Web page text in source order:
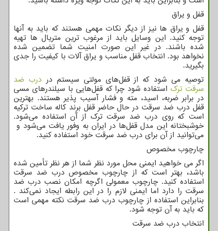
قفل و یراق
قفل و یراق ها نیز از دیگر نکات مهمی هستند که باید به آنها
توجه کنید. این وسایل باید از مرغوب ترین متریال ها تهیه
شده باشند. در غیر این صورت امنیت شما تضمین شده
نخواهد بود. انتخاب قفل مناسب و یراق آلات با کیفیت را جدی
بگیرید.
توصیه می شود که از قفل‌های مولتی سیستم در درب ضد
سرقت ترکاستفاده شود چرا که قفل‌هایی با سیلندرهای مسی
در برابر ضربه، اسید، مته و فشار آسیب پذیر هستند. بهترین
قفل درب ضد سرقت در حال حاضر قفل برند کاله ساخت ترکیه
است که روی درب ضد سرقت ترک از آن استفاده می‌شود.
خوشبختانه این مدل قفل‌ها در ایران به وفور یافت می‌شود و
می‌توانید از آن برای درب ضد سرقت خود استفاده کنید.
چارچوب مخصوص
اگر می خواهید ایمنی محل مورد نظر شما از هر نظر تأمین شده
باشد، بهتر است که از چارچوب مخصوص درب ضد سرقت
استفاده کنید. چارچوب معمولی اگرچه امکان نصب درب ضد
سرقت را دارد اما ایمنی لازم را در این رابطه ایجاد نمی‌کند .
بنابراین استفاده از چارچوب درب ضد سرقت نکته مهمی است
که باید به آن توجه شود.
انتخاب درب ضد سرقت